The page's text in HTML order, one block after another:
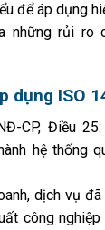
để áp dụng
những rủi ro
dụng ISO
CP, Điều
hệ thống
dịch vụ
công